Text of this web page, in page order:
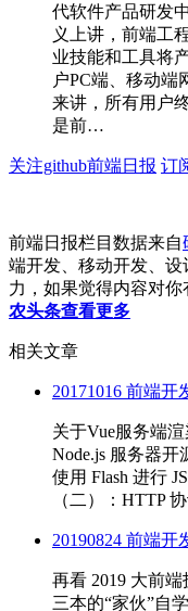
代软件产品研发
义上讲，前端工
业技能和工具将
户PC端、移动端
来讲，所有用户
是前…
关注github前端日报 订
前端日报栏目数据来自
端开发、移动开发、
力，如果觉得内容对你
农头条查看更多
相关文章
20171016 前端开
关于Vue服务端
Node.js 服务器开
使用 Flash 进行
（二）：HTTP
20190824 前端开
再看 2019 大前
三本的“家伙”自